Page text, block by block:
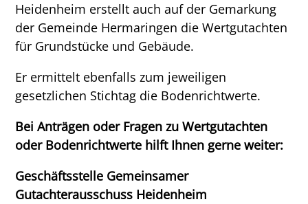
Heidenheim erstellt auch auf der Gemarkung
der Gemeinde Hermaringen die Wertgutachten
für Grundstücke und Gebäude.
Er ermittelt ebenfalls zum jeweiligen
gesetzlichen Stichtag die Bodenrichtwerte.
Bei Anträgen oder Fragen zu Wertgutachten
oder Bodenrichtwerte hilft Ihnen gerne weiter:
Geschäftsstelle Gemeinsamer
Gutachterausschuss Heidenheim